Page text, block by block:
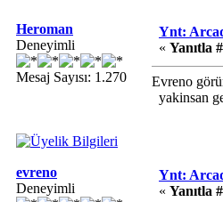
Heroman
Deneyimli
Mesaj Sayısı: 1.270
Ynt:
« Yanıtla
Evreno
yakinsan
evreno
Deneyimli
Ynt:
« Yanıtla